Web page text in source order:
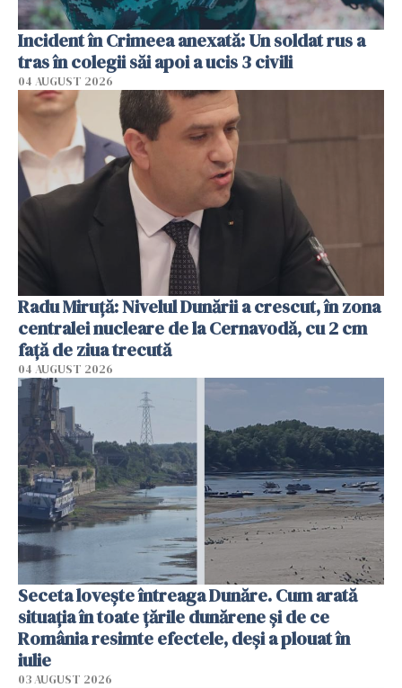
Incident în Crimeea anexată: Un soldat rus a
tras în colegii săi apoi a ucis 3 civili
04 AUGUST 2026
Radu Miruţă: Nivelul Dunării a crescut, în zona
centralei nucleare de la Cernavodă, cu 2 cm
faţă de ziua trecută
04 AUGUST 2026
Seceta lovește întreaga Dunăre. Cum arată
situația în toate țările dunărene și de ce
România resimte efectele, deși a plouat în
iulie
03 AUGUST 2026